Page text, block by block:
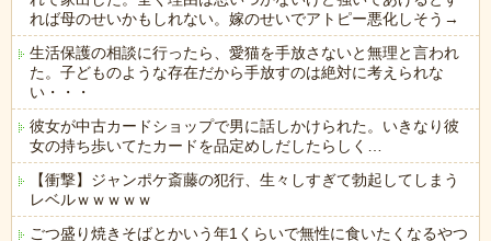
れば母のせいかもしれない。嫁のせいでアトピー悪化しそう→
生活保護の相談に行ったら、愛猫を手放さないと無理と言われ
た。子どものような存在だから手放すのは絶対に考えられな
い・・・
彼女が中古カードショップで男に話しかけられた。いきなり彼
女の持ち歩いてたカードを品定めしだしたらしく…
【衝撃】ジャンポケ斎藤の犯行、生々しすぎて勃起してしまう
レベルｗｗｗｗｗ
ごつ盛り焼きそばとかいう年1くらいで無性に食いたくなるやつ